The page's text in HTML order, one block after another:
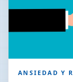
ANSIEDAD Y